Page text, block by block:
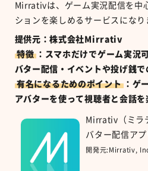
Mirrativは、ゲーム実況配信を中
ションを楽しめるサービスになり
提供元：株式会社Mirrativ
特徴 ：スマホだけでゲーム実況
バター配信・イベントや投げ銭で
有名になるためのポイント ：ゲ
アバターを使って視聴者と会話を
Mirrativ（ミラ
バター配信アプ
開発元:Mirrativ,